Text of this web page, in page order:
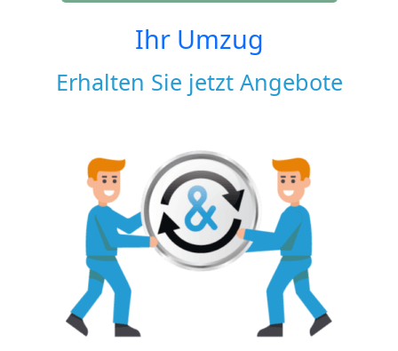
Ihr Umzug
Erhalten Sie jetzt Angebote